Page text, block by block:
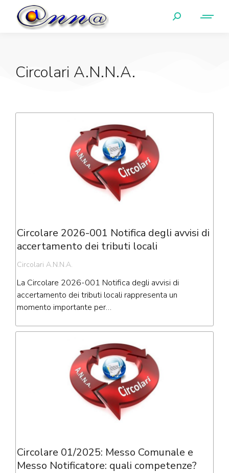
Circolari A.N.N.A.
Circolare 2026-001 Notifica degli avvisi di
accertamento dei tributi locali
Circolari A.N.N.A.
La Circolare 2026-001 Notifica degli avvisi di
accertamento dei tributi locali rappresenta un
momento importante per…
Circolare 01/2025: Messo Comunale e
Messo Notificatore: quali competenze?